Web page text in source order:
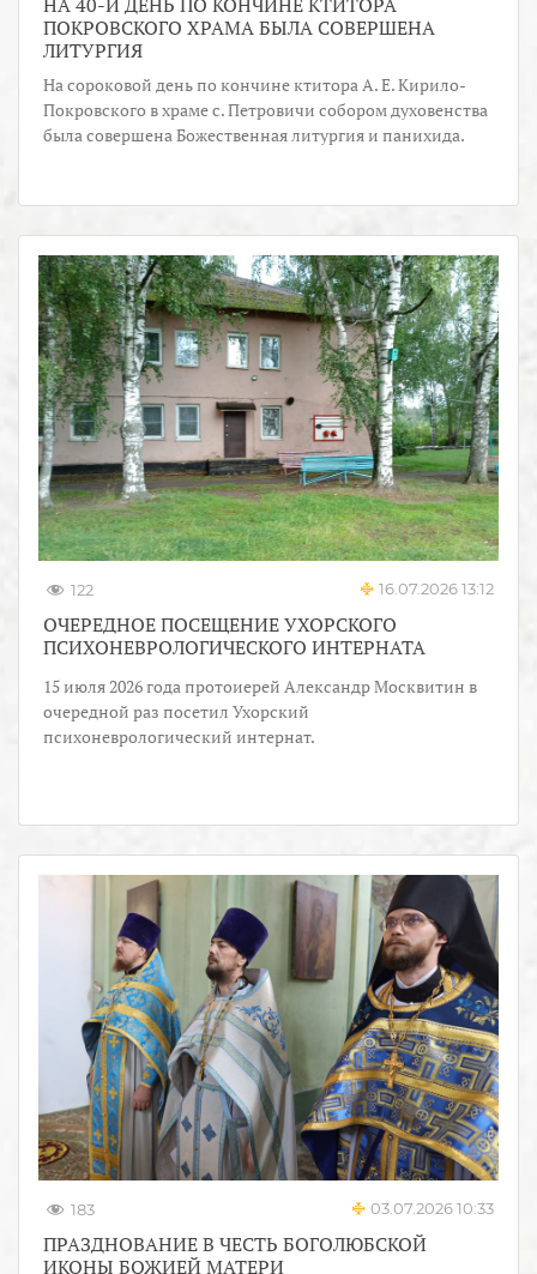
ПОКРОВСКОГО ХРАМА БЫЛА СОВЕРШЕНА
ЛИТУРГИЯ
На сороковой день по кончине ктитора А. Е. Кирило-
Покровского в храме с. Петровичи собором духовенства
была совершена Божественная литургия и панихида.
122 16.07.2026 13:12
ОЧЕРЕДНОЕ ПОСЕЩЕНИЕ УХОРСКОГО
ПСИХОНЕВРОЛОГИЧЕСКОГО ИНТЕРНАТА
15 июля 2026 года протоиерей Александр Москвитин в
очередной раз посетил Ухорский
психоневрологический интернат.
183 03.07.2026 10:33
ПРАЗДНОВАНИЕ В ЧЕСТЬ БОГОЛЮБСКОЙ
ИКОНЫ БОЖИЕЙ МАТЕРИ